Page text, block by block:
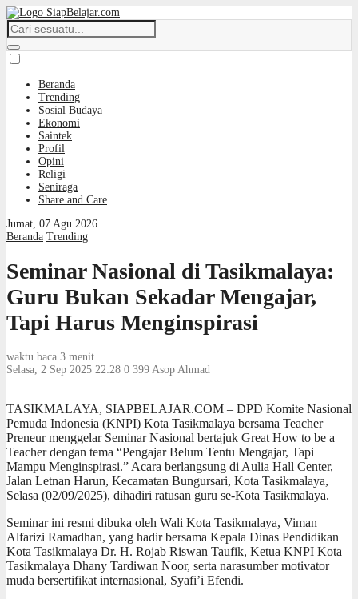
Beranda
Trending
Sosial Budaya
Ekonomi
Saintek
Profil
Opini
Religi
Seniraga
Share and Care
Jumat, 07 Agu 2026
Beranda Trending
Seminar Nasional di Tasikmalaya:
Guru Bukan Sekadar Mengajar,
Tapi Harus Menginspirasi
waktu baca 3 menit
Selasa, 2 Sep 2025 22:28 0 399 Asop Ahmad
TASIKMALAYA, SIAPBELAJAR.COM – DPD Komite Nasional
Pemuda Indonesia (KNPI) Kota Tasikmalaya bersama Teacher
Preneur menggelar Seminar Nasional bertajuk Great How to be a
Teacher dengan tema “Pengajar Belum Tentu Mengajar, Tapi
Mampu Menginspirasi.” Acara berlangsung di Aulia Hall Center,
Jalan Letnan Harun, Kecamatan Bungursari, Kota Tasikmalaya,
Selasa (02/09/2025), dihadiri ratusan guru se-Kota Tasikmalaya.
Seminar ini resmi dibuka oleh Wali Kota Tasikmalaya, Viman
Alfarizi Ramadhan, yang hadir bersama Kepala Dinas Pendidikan
Kota Tasikmalaya Dr. H. Rojab Riswan Taufik, Ketua KNPI Kota
Tasikmalaya Dhany Tardiwan Noor, serta narasumber motivator
muda bersertifikat internasional, Syafi’i Efendi.